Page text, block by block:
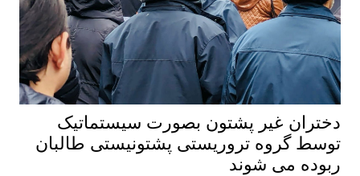
پشتون بصورت سیستماتیک
تروریستی پشتونیستی طالبان
شوند